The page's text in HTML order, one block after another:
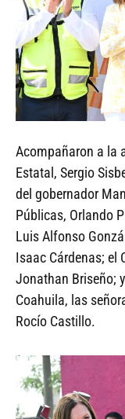
Acompañaron a la
Estatal, Sergio
del gobernador
Públicas, Orlando
Luis Alfonso
Isaac Cárdenas; el
Jonathan Briseño;
Coahuila, las
Rocío Castillo.